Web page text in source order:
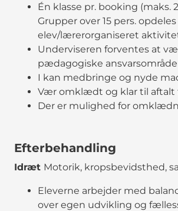
Én klasse pr. booking (maks.
Grupper over 15 pers.
elev/lærerorganiseret
Underviseren forventes at
pædagogiske
I kan medbringe og nyde
Vær omklædt og klar til aftalt
Der er mulighed for
Efterbehandling
Idræt Motorik, kropsbevidsthed,
Eleverne arbejder med
over egen udvikling og